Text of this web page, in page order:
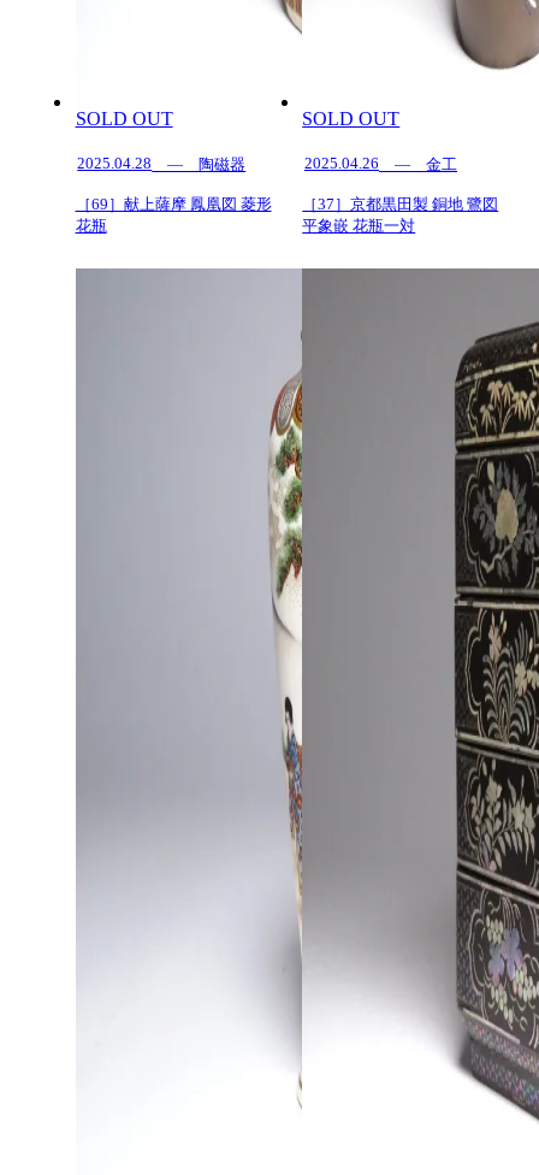
SOLD OUT
2025.04.28 — 陶磁器
［69］献上薩摩 鳳凰図 菱形
花瓶
SOLD OUT
2025.04.26 — 金工
［37］京都黒田製 銅地 鷺図
平象嵌 花瓶一対